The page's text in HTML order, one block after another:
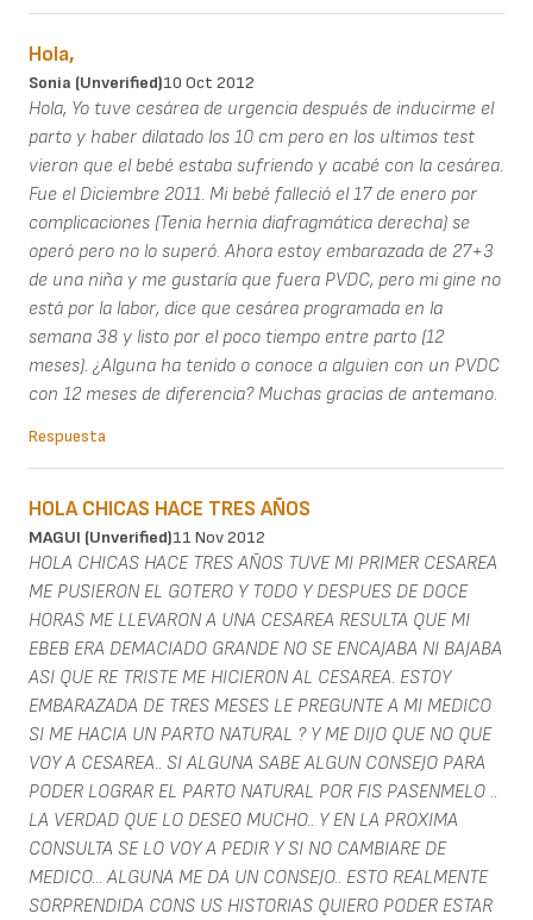
Hola,
Sonia (unverified)10 Oct 2012
Hola, Yo tuve cesárea de urgencia después de inducirme el
parto y haber dilatado los 10 cm pero en los ultimos test
vieron que el bebé estaba sufriendo y acabé con la cesárea.
Fue el Diciembre 2011. Mi bebé falleció el 17 de enero por
complicaciones (Tenia hernia diafragmática derecha) se
operó pero no lo superó. Ahora estoy embarazada de 27+3
de una niña y me gustaría que fuera PVDC, pero mi gine no
está por la labor, dice que cesárea programada en la
semana 38 y listo por el poco tiempo entre parto (12
meses). ¿Alguna ha tenido o conoce a alguien con un PVDC
con 12 meses de diferencia? Muchas gracias de antemano.
Respuesta
HOLA CHICAS HACE TRES AÑOS
MAGUI (unverified)11 Nov 2012
HOLA CHICAS HACE TRES AÑOS TUVE MI PRIMER CESAREA
ME PUSIERON EL GOTERO Y TODO Y DESPUES DE DOCE
HORAS ME LLEVARON A UNA CESAREA RESULTA QUE MI
EBEB ERA DEMACIADO GRANDE NO SE ENCAJABA NI BAJABA
ASI QUE RE TRISTE ME HICIERON AL CESAREA. ESTOY
EMBARAZADA DE TRES MESES LE PREGUNTE A MI MEDICO
SI ME HACIA UN PARTO NATURAL ? Y ME DIJO QUE NO QUE
VOY A CESAREA.. SI ALGUNA SABE ALGUN CONSEJO PARA
PODER LOGRAR EL PARTO NATURAL POR FIS PASENMELO ..
LA VERDAD QUE LO DESEO MUCHO.. Y EN LA PROXIMA
CONSULTA SE LO VOY A PEDIR Y SI NO CAMBIARE DE
MEDICO... ALGUNA ME DA UN CONSEJO.. ESTO REALMENTE
SORPRENDIDA CONS US HISTORIAS QUIERO PODER ESTAR